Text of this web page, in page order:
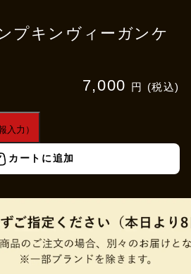
プキンヴィーガンケ
7,000 円 (税込)
入力）
カートに追加